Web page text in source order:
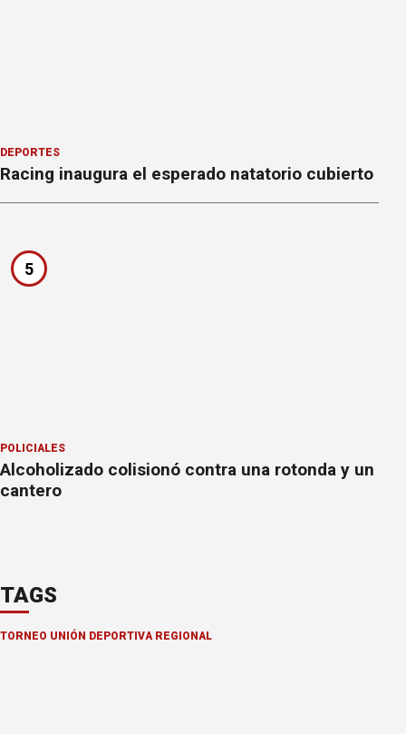
DEPORTES
Racing inaugura el esperado natatorio cubierto
5
POLICIALES
Alcoholizado colisionó contra una rotonda y un
cantero
TAGS
TORNEO UNIÓN DEPORTIVA REGIONAL